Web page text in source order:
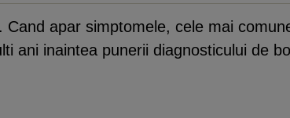
apar simptomele, cele mai
ani inaintea punerii diagnosticului de